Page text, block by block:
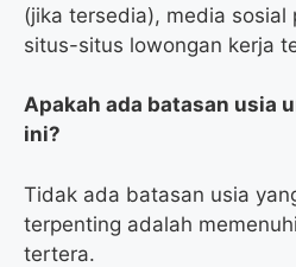
(jika tersedia), media sosial
situs-situs lowongan kerja
Apakah ada batasan usia
ini?
Tidak ada batasan usia
terpenting adalah
tertera.